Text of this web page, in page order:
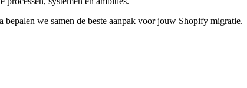
we samen de beste aanpak voor jouw Shopify migratie.